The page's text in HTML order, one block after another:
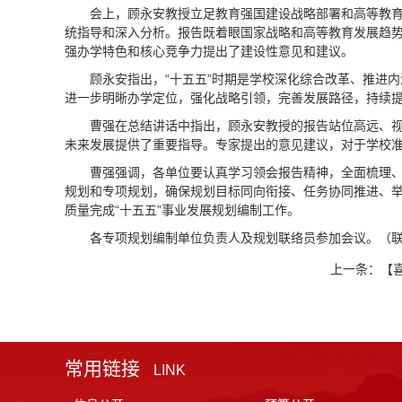
会上，顾永安教授立足教育强国建设战略部署和高等教
统指导和深入分析。报告既着眼国家战略和高等教育发展趋
强办学特色和核心竞争力提出了建设性意见和建议。
顾永安指出，“十五五”时期是学校深化综合改革、推进
进一步明晰办学定位，强化战略引领，完善发展路径，持续
曹强在总结讲话中指出，顾永安教授的报告站位高远、
未来发展提供了重要指导。专家提出的意见建议，对于学校
曹强强调，各单位要认真学习领会报告精神，全面梳理
规划和专项规划，确保规划目标同向衔接、任务协同推进、
质量完成“十五五”事业发展规划编制工作。
各专项规划编制单位负责人及规划联络员参加会议。（
上一条：
常用链接 LINK